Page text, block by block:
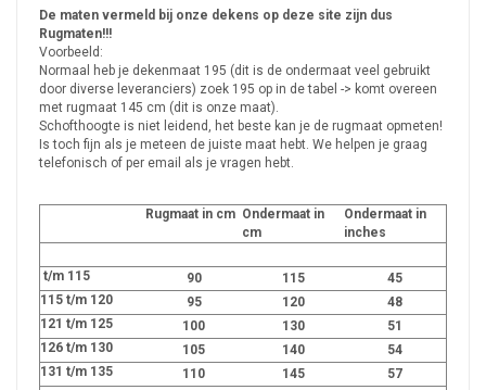
De maten vermeld bij onze dekens op deze site zijn dus
Rugmaten!!!
Voorbeeld:
Normaal heb je dekenmaat 195 (dit is de ondermaat veel gebruikt
door diverse leveranciers) zoek 195 op in de tabel -> komt overeen
met rugmaat 145 cm (dit is onze maat).
Schofthoogte is niet leidend, het beste kan je de rugmaat opmeten!
Is toch fijn als je meteen de juiste maat hebt. We helpen je graag
telefonisch of per email als je vragen hebt.
Rugmaat in cm Ondermaat in
cm
Ondermaat in
inches
t/m 115 90 115
45
115 t/m 120
95 120
48
121 t/m 125
100 130
51
126 t/m 130
105 140
54
131 t/m 135
110 145
57